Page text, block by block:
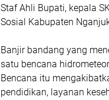
Staf Ahli Bupati, kepala
Sosial Kabupaten
Banjir bandang yang
satu bencana
Bencana itu
pendidikan, layanan